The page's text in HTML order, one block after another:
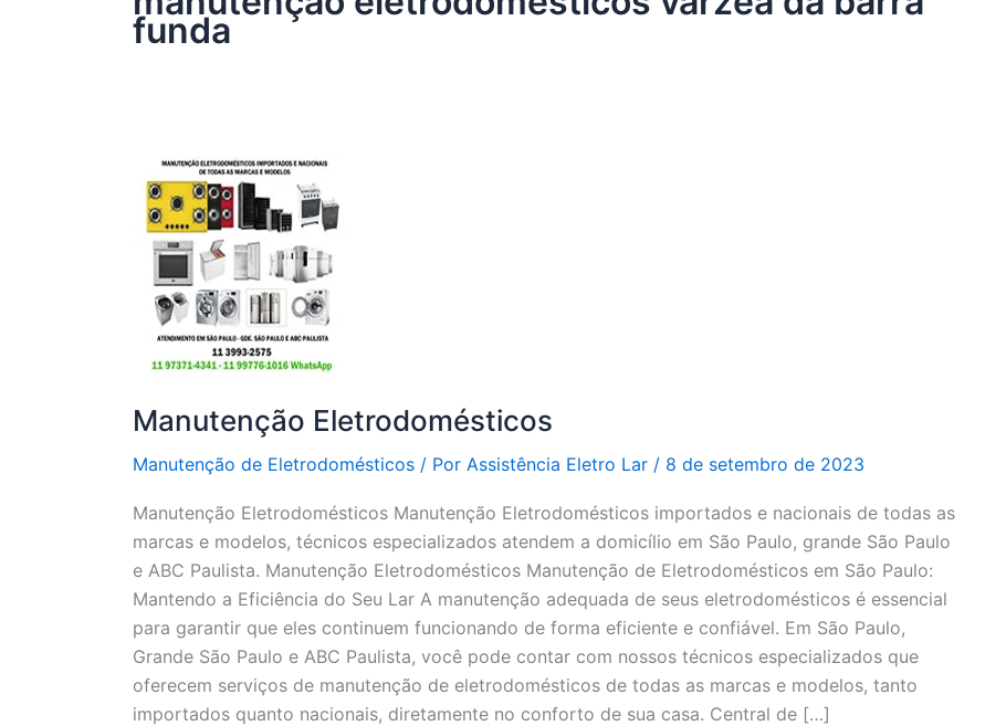
funda
Manutenção Eletrodomésticos
Manutenção de Eletrodomésticos / Por Assistência Eletro Lar / 8 de setembro de 2023
Manutenção Eletrodomésticos Manutenção Eletrodomésticos importados e nacionais de todas as
marcas e modelos, técnicos especializados atendem a domicílio em São Paulo, grande São Paulo
e ABC Paulista. Manutenção Eletrodomésticos Manutenção de Eletrodomésticos em São Paulo:
Mantendo a Eficiência do Seu Lar A manutenção adequada de seus eletrodomésticos é essencial
para garantir que eles continuem funcionando de forma eficiente e confiável. Em São Paulo,
Grande São Paulo e ABC Paulista, você pode contar com nossos técnicos especializados que
oferecem serviços de manutenção de eletrodomésticos de todas as marcas e modelos, tanto
importados quanto nacionais, diretamente no conforto de sua casa. Central de […]